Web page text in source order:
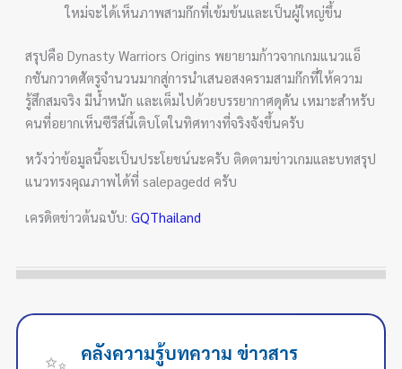
ใหม่จะได้เห็นภาพสามก๊กที่เข้มข้นและเป็นผู้ใหญ่ขึ้น
สรุปคือ Dynasty Warriors Origins พยายามก้าวจากเกมแนวแอ็
กชันกวาดศัตรูจำนวนมากสู่การนำเสนอสงครามสามก๊กที่ให้ความ
รู้สึกสมจริง มีน้ำหนัก และเต็มไปด้วยบรรยากาศดุดัน เหมาะสำหรับ
คนที่อยากเห็นซีรีส์นี้เติบโตในทิศทางที่จริงจังขึ้นครับ
หวังว่าข้อมูลนี้จะเป็นประโยชน์นะครับ ติดตามข่าวเกมและบทสรุป
แนวทรงคุณภาพได้ที่ salepagedd ครับ
เครดิตข่าวต้นฉบับ:GQThailand
คลังความรู้บทความ ข่าวสาร